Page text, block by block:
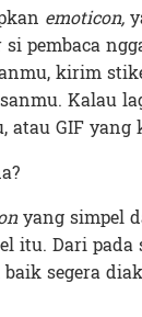
emoticon,
pembaca
kirim
Kalau
GIF yang
yang simpel
itu. Dari
segera